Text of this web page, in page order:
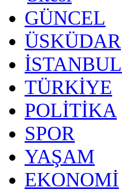
GÜNCEL
ÜSKÜDAR
İSTANBUL
TÜRKİYE
POLİTİKA
SPOR
YAŞAM
EKONOMİ